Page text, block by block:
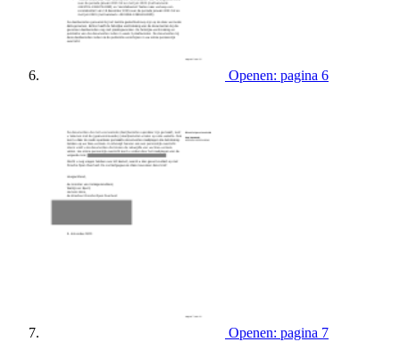
Openen: pagina 6
Openen: pagina 7